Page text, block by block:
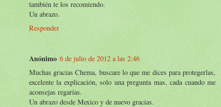
también te los recomiendo.
Un abrazo.
Responder
Anónimo 6 de julio de 2012 a las 2:46
Muchas gracias Chema, buscare lo que me dices para protegerlas,
excelente la explicación, solo una pregunta mas, cada cuando me
aconsejas regarías.
Un abrazo desde Mexico y de nuevo gracias.